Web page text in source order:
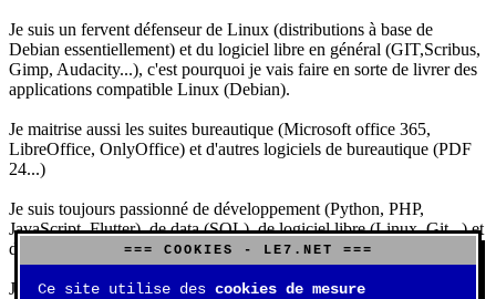
Je suis un fervent défenseur de Linux (distributions à base de
Debian essentiellement) et du logiciel libre en général (GIT,Scribus,
Gimp, Audacity...), c'est pourquoi je vais faire en sorte de livrer des
applications compatible Linux (Debian).
Je maitrise aussi les suites bureautique (Microsoft office 365,
LibreOffice, OnlyOffice) et d'autres logiciels de bureautique (PDF
24...)
Je suis toujours passionné de développement (Python, PHP,
JavaScript, Flutter), de data (SQL), de logiciel libre (Linux, Git...) et
d'IA (principalement Claude et DeepSeek).
J'aime jouer, surtout aux jeux de sociétés (Risk, Uno, Scrabble...),
=== COOKIES - LE7.NET ===
Ce site utilise des cookies de mesure